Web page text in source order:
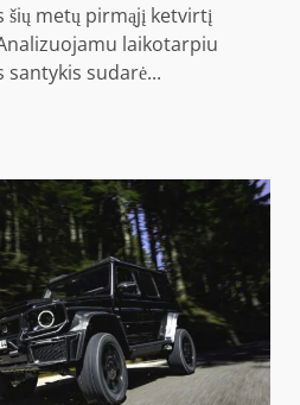
šių metų pirmąjį ketvirtį
laikotarpiu
sudarė...